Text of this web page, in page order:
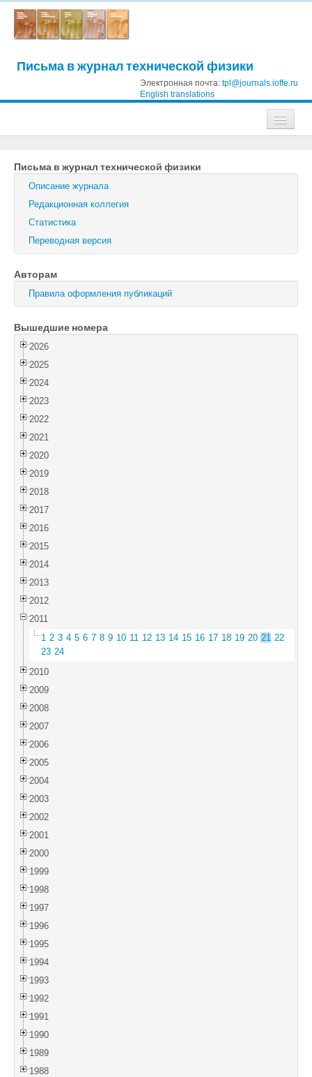
Письма в журнал технической физики
Электронная почта: tpl@journals.ioffe.ru
English translations
Журнал технической физики
Письма в Журнал технической физики
Физика твердого тела
Физика и техника полупроводников
Оптика и спектроскопия
Поиск
Войти
Письма в журнал технической физики
Описание журнала
Редакционная коллегия
Статистика
Переводная версия
Авторам
Правила оформления публикаций
Вышедшие номера
2026
2025
2024
2023
2022
2021
2020
2019
2018
2017
2016
2015
2014
2013
2012
2011
1 2 3 4 5 6 7 8 9 10 11 12 13 14 15 16 17 18 19 20 21 22
23 24
2010
2009
2008
2007
2006
2005
2004
2003
2002
2001
2000
1999
1998
1997
1996
1995
1994
1993
1992
1991
1990
1989
1988